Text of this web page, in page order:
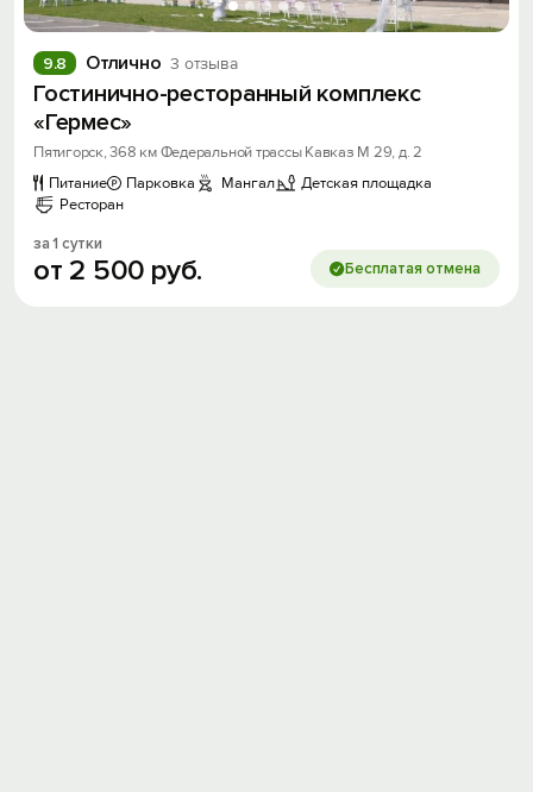
Отлично 3 отзыва
9.8
Гостинично-ресторанный комплекс
«Гермес»
Пятигорск, 368 км Федеральной трассы Кавказ М 29, д. 2
Питание
Парковка Мангал
Детская площадка
Ресторан
за 1 сутки
от 2 500 руб. Бесплатая отмена